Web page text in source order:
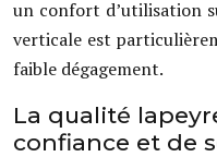
un confort d’utilisation
verticale est
faible dégagement.
La qualité
confiance et de